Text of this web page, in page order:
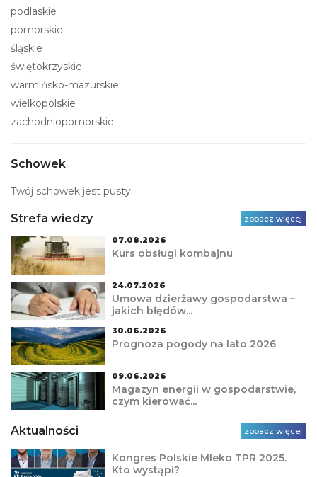
podlaskie
pomorskie
śląskie
świętokrzyskie
warmińsko-mazurskie
wielkopolskie
zachodniopomorskie
Schowek
Twój schowek jest pusty
Strefa wiedzy zobacz więcej
07.08.2026
Kurs obsługi kombajnu
24.07.2026
Umowa dzierżawy gospodarstwa –
jakich błędów...
30.06.2026
Prognoza pogody na lato 2026
09.06.2026
Magazyn energii w gospodarstwie,
czym kierować...
Aktualności zobacz więcej
Kongres Polskie Mleko TPR 2025.
Kto wystąpi?